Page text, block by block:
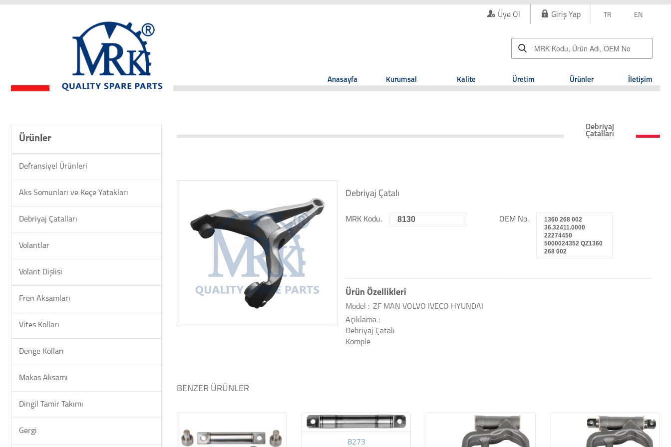
Üye Ol Giriş Yap TR EN
Anasayfa Kurumsal Kalite Üretim Ürünler İletişim
Ürünler
Defransiyel Ürünleri
Aks Somunları ve Keçe Yatakları
Debriyaj Çatalları
Volantlar
Volant Dişlisi
Fren Aksamları
Vites Kolları
Denge Kolları
Makas Aksamı
Dingil Tamir Takımı
Gergi
Debriyaj
Çatalları
Debriyaj Çatalı
MRK Kodu. 8130 OEM No.
1360 268 002
36.32411.0000
22274450
5000024352 QZ1360
268 002
Ürün Özellikleri
Model : ZF MAN VOLVO IVECO HYUNDAI
Açıklama :
Debriyaj Çatalı
Komple
BENZER ÜRÜNLER
8273